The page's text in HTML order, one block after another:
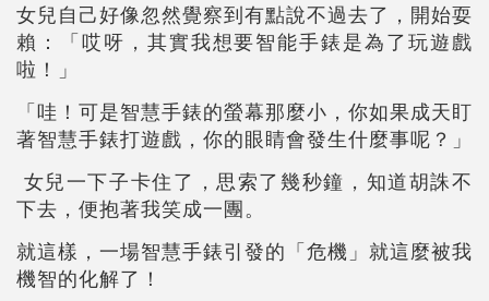
女兒自己好像忽然覺察到有點說不過去了，開始耍
賴：「哎呀，其實我想要智能手錶是為了玩遊戲
啦！」
「哇！可是智慧手錶的螢幕那麼小，你如果成天盯
著智慧手錶打遊戲，你的眼睛會發生什麼事呢？」
女兒一下子卡住了，思索了幾秒鐘，知道胡誅不
下去，便抱著我笑成一團。
就這樣，一場智慧手錶引發的「危機」就這麼被我
機智的化解了！